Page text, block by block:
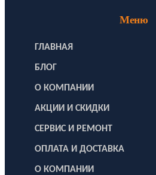
Меню
ГЛАВНАЯ
БЛОГ
О КОМПАНИИ
АКЦИИ И СКИДКИ
СЕРВИС И РЕМОНТ
ОПЛАТА И ДОСТАВКА
О КОМПАНИИ